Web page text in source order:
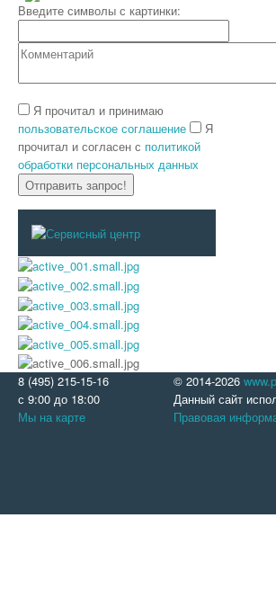
Введите символы с картинки:
Я прочитал и принимаю
пользовательское соглашение
Я
прочитал и согласен с политикой
обработки персональных данных
8 (495) 215-15-16
с 9:00 до 18:00
Мы на карте
© 2014-2026
Данный сайт
Правовая